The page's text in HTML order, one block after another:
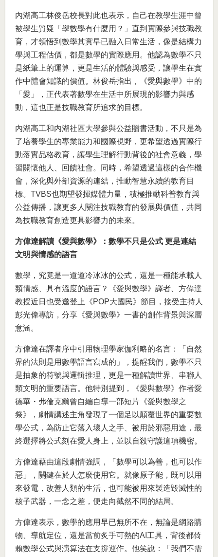
內湖高工林俊岳校長對此也表示，自己在教學生涯中曾
被學生質疑「學數學有什麼用？」直到實際參與技職教
育，才領悟到數學其實早已融入日常生活，像是結構力
學與工程估價，都是數學的實際應用。他認為數學不只
是紙筆上的運算，更是生活的體驗與感受，讓學生在實
作中體會知識的價值。林俊岳指出，《愛與數學》中的
「愛」，正代表著數學在生活中所展現的影響力與感
動，這也正是技職教育所追求的目標。
內湖高工和內湖社區大學參與公益贈書活動，不只是為
了培養學生的專業能力和國際視野，更希望透過實際行
動落實品格教育，讓學生理解行動背後的社會意義，學
習關懷他人、回饋社會。同時，希望透過這樣的合作機
會，深化與外部資源的連結，推動智慧永續的教育目
標。TVBS也期望發揮媒體力量，積極推動科普教育與
公益傳播，讓更多人關注技職教育的發展與價值，共同
為技職教育創造更具影響力的未來。
方偉達解讀《愛與數學》：數學不只是公式 更是連結
文明與情感的語言
數學，究竟是一道道冷冰冰的公式，還是一種能承載人
類情感、具有溫度的語言？《愛與數學》譯者、方偉達
教授近日也受邀登上《POP大國民》節目，接受主持人
彭光偉專訪，分享《愛與數學》一書的創作背景與深層
意涵。
方偉達在譯者序中引用物理學家伽利略的名言：「自然
界的法則是用數學語言寫成的」，提醒我們，數學不只
是抽象的符號與邏輯推理，更是一種解讀世界、串聯人
類文明的重要語言。他特別提到，《愛與數學》作者愛
德華・弗倫克爾曾自編自導一部短片《愛與數學之
祭》，劇情講述主角發現了一個足以顛覆世界的重要數
學公式，為防止它落入壞人之手、被用於邪惡用途，最
終選擇將公式刻在愛人身上，並以自殺守護這項機密。
方偉達藉由這段劇情強調，「數學可以為善，也可以作
惡」，關鍵在於人怎麼使用它。就像原子能，既可以用
來發電，改善人類的生活，也可能被用來製造毀滅性的
核子武器，一念之差，便走向截然不同的結局。
方偉達表示，數學的應用早已無所不在，無論是網路購
物、導航定位，還是當前炙手可熱的AI工具，背後都倚
賴數學公式與演算法在支撐運作。他笑說：「我們不需